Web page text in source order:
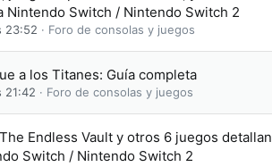
Nintendo Switch / Nintendo Switch 2
23:52 Foro de consolas y juegos
a los Titanes: Guía completa
21:42 Foro de consolas y juegos
Endless Vault y otros 6 juegos detallan
Switch / Nintendo Switch 2